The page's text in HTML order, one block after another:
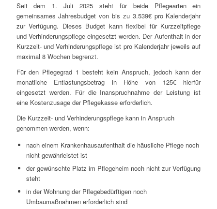
Seit dem 1. Juli 2025 steht für beide Pflegearten ein
gemeinsames Jahresbudget von bis zu 3.539€ pro Kalenderjahr
zur Verfügung. Dieses Budget kann flexibel für Kurzzeitpflege
und Verhinderungspflege eingesetzt werden. Der Aufenthalt in der
Kurzzeit- und Verhinderungspflege ist pro Kalenderjahr jeweils auf
maximal 8 Wochen begrenzt.
Für den Pflegegrad 1 besteht kein Anspruch, jedoch kann der
monatliche Entlastungsbetrag in Höhe von 125€ hierfür
eingesetzt werden. Für die Inanspruchnahme der Leistung ist
eine Kostenzusage der Pflegekasse erforderlich.
Die Kurzzeit- und Verhinderungspflege kann in Anspruch
genommen werden, wenn:
nach einem Krankenhausaufenthalt die häusliche Pflege noch
nicht gewährleistet ist
der gewünschte Platz im Pflegeheim noch nicht zur Verfügung
steht
in der Wohnung der Pflegebedürftigen noch
Umbaumaßnahmen erforderlich sind